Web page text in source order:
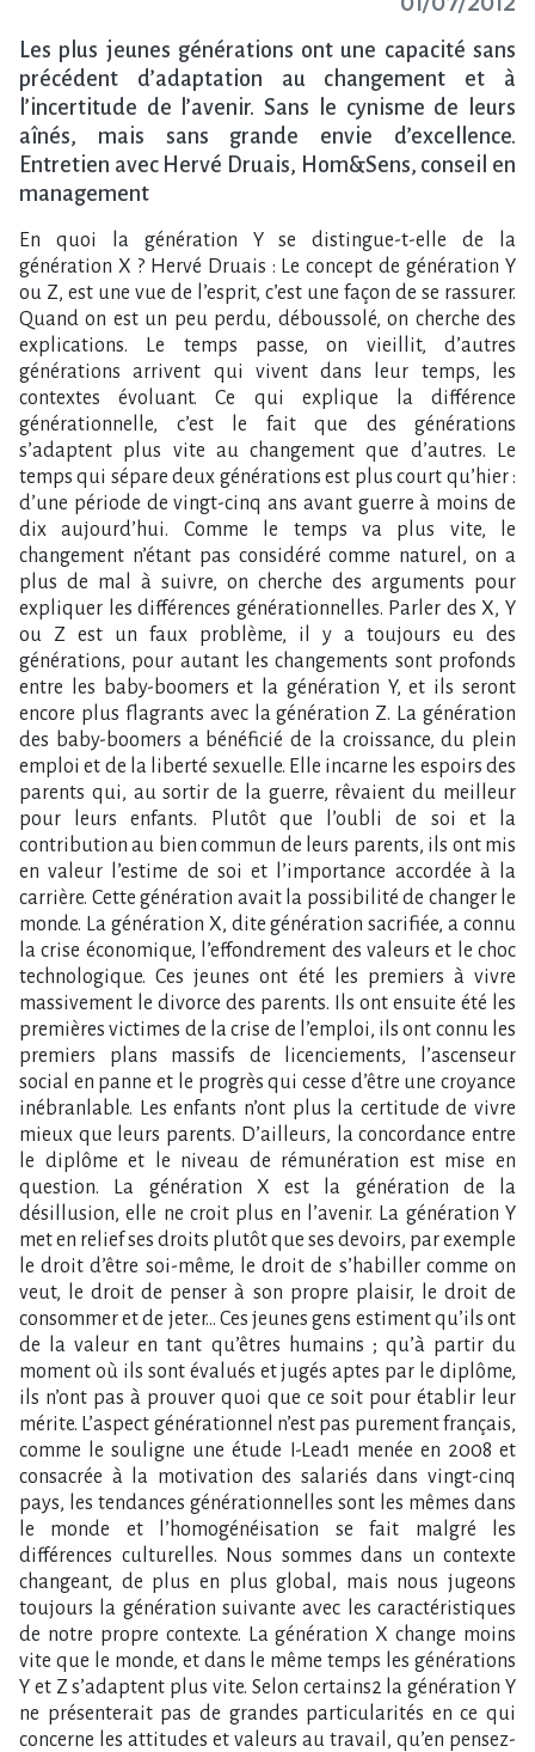
Les plus jeunes générations ont une capacité sans
précédent d’adaptation au changement et à
l’incertitude de l’avenir. Sans le cynisme de leurs
aînés, mais sans grande envie d’excellence.
Entretien avec Hervé Druais, Hom&Sens, conseil en
management
En quoi la génération Y se distingue-t-elle de la
génération X ? Hervé Druais : Le concept de génération Y
ou Z, est une vue de l’esprit, c’est une façon de se rassurer.
Quand on est un peu perdu, déboussolé, on cherche des
explications. Le temps passe, on vieillit, d’autres
générations arrivent qui vivent dans leur temps, les
contextes évoluant. Ce qui explique la différence
générationnelle, c’est le fait que des générations
s’adaptent plus vite au changement que d’autres. Le
temps qui sépare deux générations est plus court qu’hier :
d’une période de vingt-cinq ans avant guerre à moins de
dix aujourd’hui. Comme le temps va plus vite, le
changement n’étant pas considéré comme naturel, on a
plus de mal à suivre, on cherche des arguments pour
expliquer les différences générationnelles. Parler des X, Y
ou Z est un faux problème, il y a toujours eu des
générations, pour autant les changements sont profonds
entre les baby-boomers et la génération Y, et ils seront
encore plus flagrants avec la génération Z. La génération
des baby-boomers a bénéficié de la croissance, du plein
emploi et de la liberté sexuelle. Elle incarne les espoirs des
parents qui, au sortir de la guerre, rêvaient du meilleur
pour leurs enfants. Plutôt que l’oubli de soi et la
contribution au bien commun de leurs parents, ils ont mis
en valeur l’estime de soi et l’importance accordée à la
carrière. Cette génération avait la possibilité de changer le
monde. La génération X, dite génération sacrifiée, a connu
la crise économique, l’effondrement des valeurs et le choc
technologique. Ces jeunes ont été les premiers à vivre
massivement le divorce des parents. Ils ont ensuite été les
premières victimes de la crise de l’emploi, ils ont connu les
premiers plans massifs de licenciements, l’ascenseur
social en panne et le progrès qui cesse d’être une croyance
inébranlable. Les enfants n’ont plus la certitude de vivre
mieux que leurs parents. D’ailleurs, la concordance entre
le diplôme et le niveau de rémunération est mise en
question. La génération X est la génération de la
désillusion, elle ne croit plus en l’avenir. La génération Y
met en relief ses droits plutôt que ses devoirs, par exemple
le droit d’être soi-même, le droit de s’habiller comme on
veut, le droit de penser à son propre plaisir, le droit de
consommer et de jeter… Ces jeunes gens estiment qu’ils ont
de la valeur en tant qu’êtres humains ; qu’à partir du
moment où ils sont évalués et jugés aptes par le diplôme,
ils n’ont pas à prouver quoi que ce soit pour établir leur
mérite. L’aspect générationnel n’est pas purement français,
comme le souligne une étude I-Lead1 menée en 2008 et
consacrée à la motivation des salariés dans vingt-cinq
pays, les tendances générationnelles sont les mêmes dans
le monde et l’homogénéisation se fait malgré les
différences culturelles. Nous sommes dans un contexte
changeant, de plus en plus global, mais nous jugeons
toujours la génération suivante avec les caractéristiques
de notre propre contexte. La génération X change moins
vite que le monde, et dans le même temps les générations
Y et Z s’adaptent plus vite. Selon certains2 la génération Y
ne présenterait pas de grandes particularités en ce qui
concerne les attitudes et valeurs au travail, qu’en pensez-